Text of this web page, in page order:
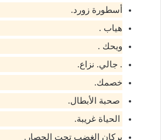
أسطورة زورد​.
هياب .
ويحك .
. جالي. نزاع.
خصمك.
صحبة الأبطال​.
الحياة غريبة​.
بركان الغضب تحت الحصار​.